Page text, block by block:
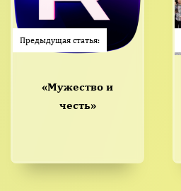
Предыдущая статья:
«Мужество и
честь»